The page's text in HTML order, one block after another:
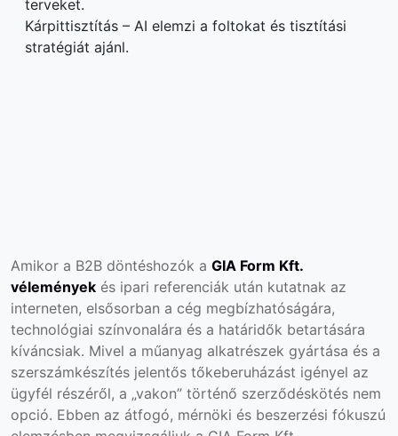
terveket.
Kárpittisztítás – AI elemzi a foltokat és tisztítási
stratégiát ajánl.
Amikor a B2B döntéshozók a GIA Form Kft.
vélemények és ipari referenciák után kutatnak az
interneten, elsősorban a cég megbízhatóságára,
technológiai színvonalára és a határidők betartására
kíváncsiak. Mivel a műanyag alkatrészek gyártása és a
szerszámkészítés jelentős tőkeberuházást igényel az
ügyfél részéről, a „vakon” történő szerződéskötés nem
opció. Ebben az átfogó, mérnöki és beszerzési fókuszú